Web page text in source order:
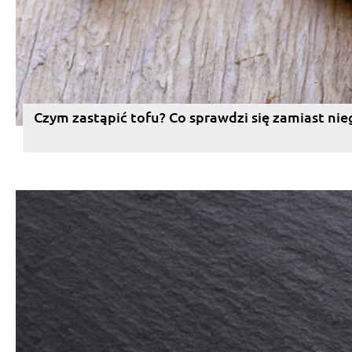
Czym zastąpić tofu? Co sprawdzi się zamiast